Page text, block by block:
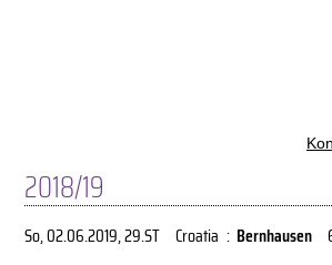
2018/19
So, 02.06.2019, 29.ST Croatia : Bernhausen